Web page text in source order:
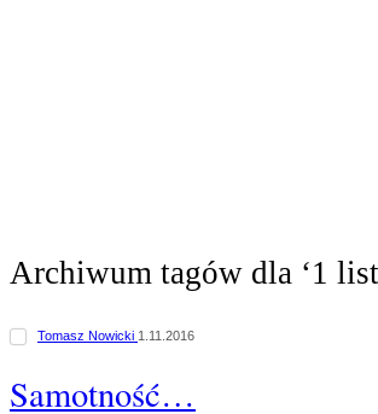
Archiwum tagów dla ‘1
Tomasz Nowicki 1.11.2016
Samotność…